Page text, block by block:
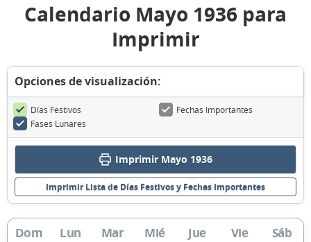
Calendario Mayo 1936 para
Imprimir
Opciones de visualización:
Días Festivos
Fechas Importantes
Fases Lunares
Imprimir Mayo 1936
Imprimir Lista de Días Festivos y Fechas Importantes
Dom Lun Mar Mié Jue Vie Sáb